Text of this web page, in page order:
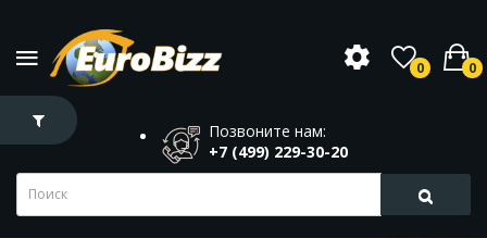
0 0
Позвоните нам:
+7 (499) 229-30-20